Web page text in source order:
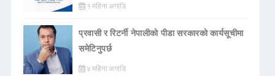
१ महिना अगाडि
प्रवासी र रिटर्नी नेपालीको पीडा सरकारको कार्यसूचीमा
समेटिनुपर्छ
४ महिना अगाडि